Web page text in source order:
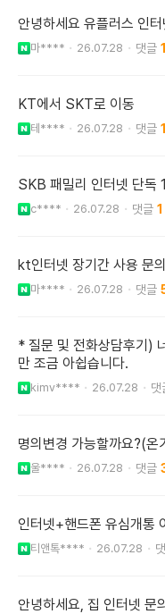
안녕하세요 유플러스 인터
마**** 26.07.28 1
KT에서 SKT로 이동
테**** 26.07.28 1
SKB 패밀리 인터넷 단독
c**** 26.07.28 1
kt인터넷 장기간 사용 문의
마**** 26.07.28
* 질문 및 전화상담후기)
만 조금 아쉽습니다.
kimv**** 26.07.28
명의변경 가능할까요?(온
울**** 26.07.28
인터넷+핸드폰 유심개통
티앤톡**** 26.07.28
안녕하세요, 집 인터넷 문